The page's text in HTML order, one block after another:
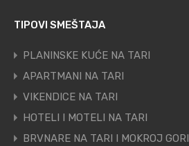
TIPOVI SMEŠTAJA
PLANINSKE KUĆE NA TARI
APARTMANI NA TARI
VIKENDICE NA TARI
HOTELI I MOTELI NA TARI
BRVNARE NA TARI I MOKROJ GORI